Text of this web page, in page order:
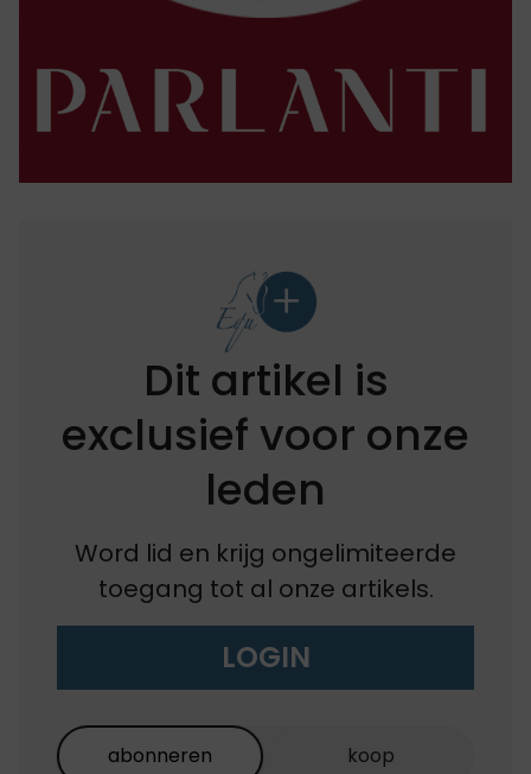
Dit artikel is
exclusief voor onze
leden
Word lid en krijg ongelimiteerde
toegang tot al onze artikels.
LOGIN
abonneren koop